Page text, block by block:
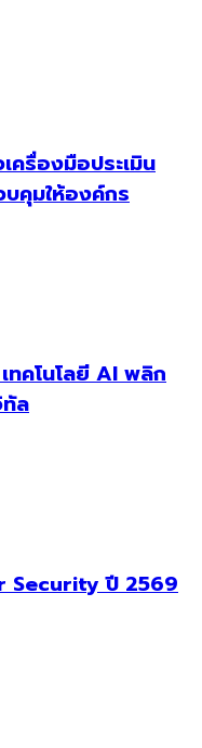
ครื่องมือประเมิน
บคุมให้องค์กร
ทคโนโลยี AI พลิก
ล
Security ปี 2569